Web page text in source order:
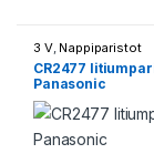
3 V, Nappiparistot
CR2477
Panasonic